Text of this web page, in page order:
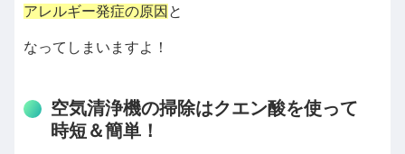
アレルギー発症の原因 と
なってしまいますよ！
空気清浄機の掃除はクエン酸を使って
時短＆簡単！